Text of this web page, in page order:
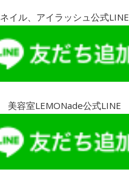
ネイル、アイラッシュ公式LINE
美容室LEMONade公式LINE